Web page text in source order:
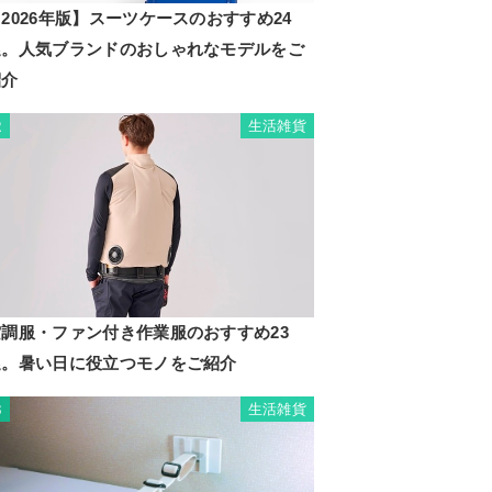
年版】スーツケースのおすすめ24
人気ブランドのおしゃれなモデルをご
生活雑貨
服・ファン付き作業服のおすすめ23
暑い日に役立つモノをご紹介
生活雑貨